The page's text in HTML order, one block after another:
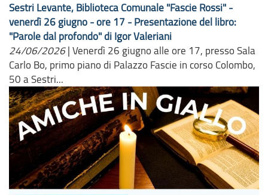
Sestri Levante, Biblioteca Comunale "Fascie Rossi" -
venerdì 26 giugno - ore 17 - Presentazione del libro:
"Parole dal profondo" di Igor Valeriani
24/06/2026 | Venerdì 26 giugno alle ore 17, presso Sala
Carlo Bo, primo piano di Palazzo Fascie in corso Colombo,
50 a Sestri...